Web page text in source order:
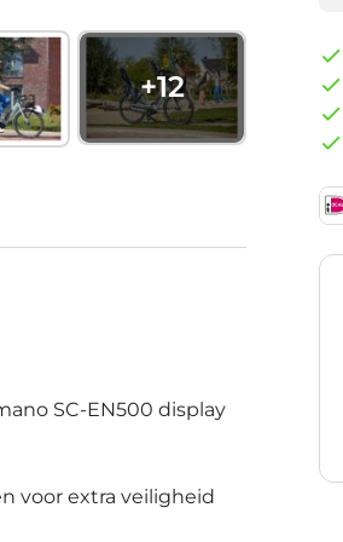
+12
SC-EN500 display
voor extra veiligheid